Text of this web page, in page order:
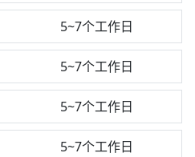
5~7个工作日
5~7个工作日
5~7个工作日
5~7个工作日